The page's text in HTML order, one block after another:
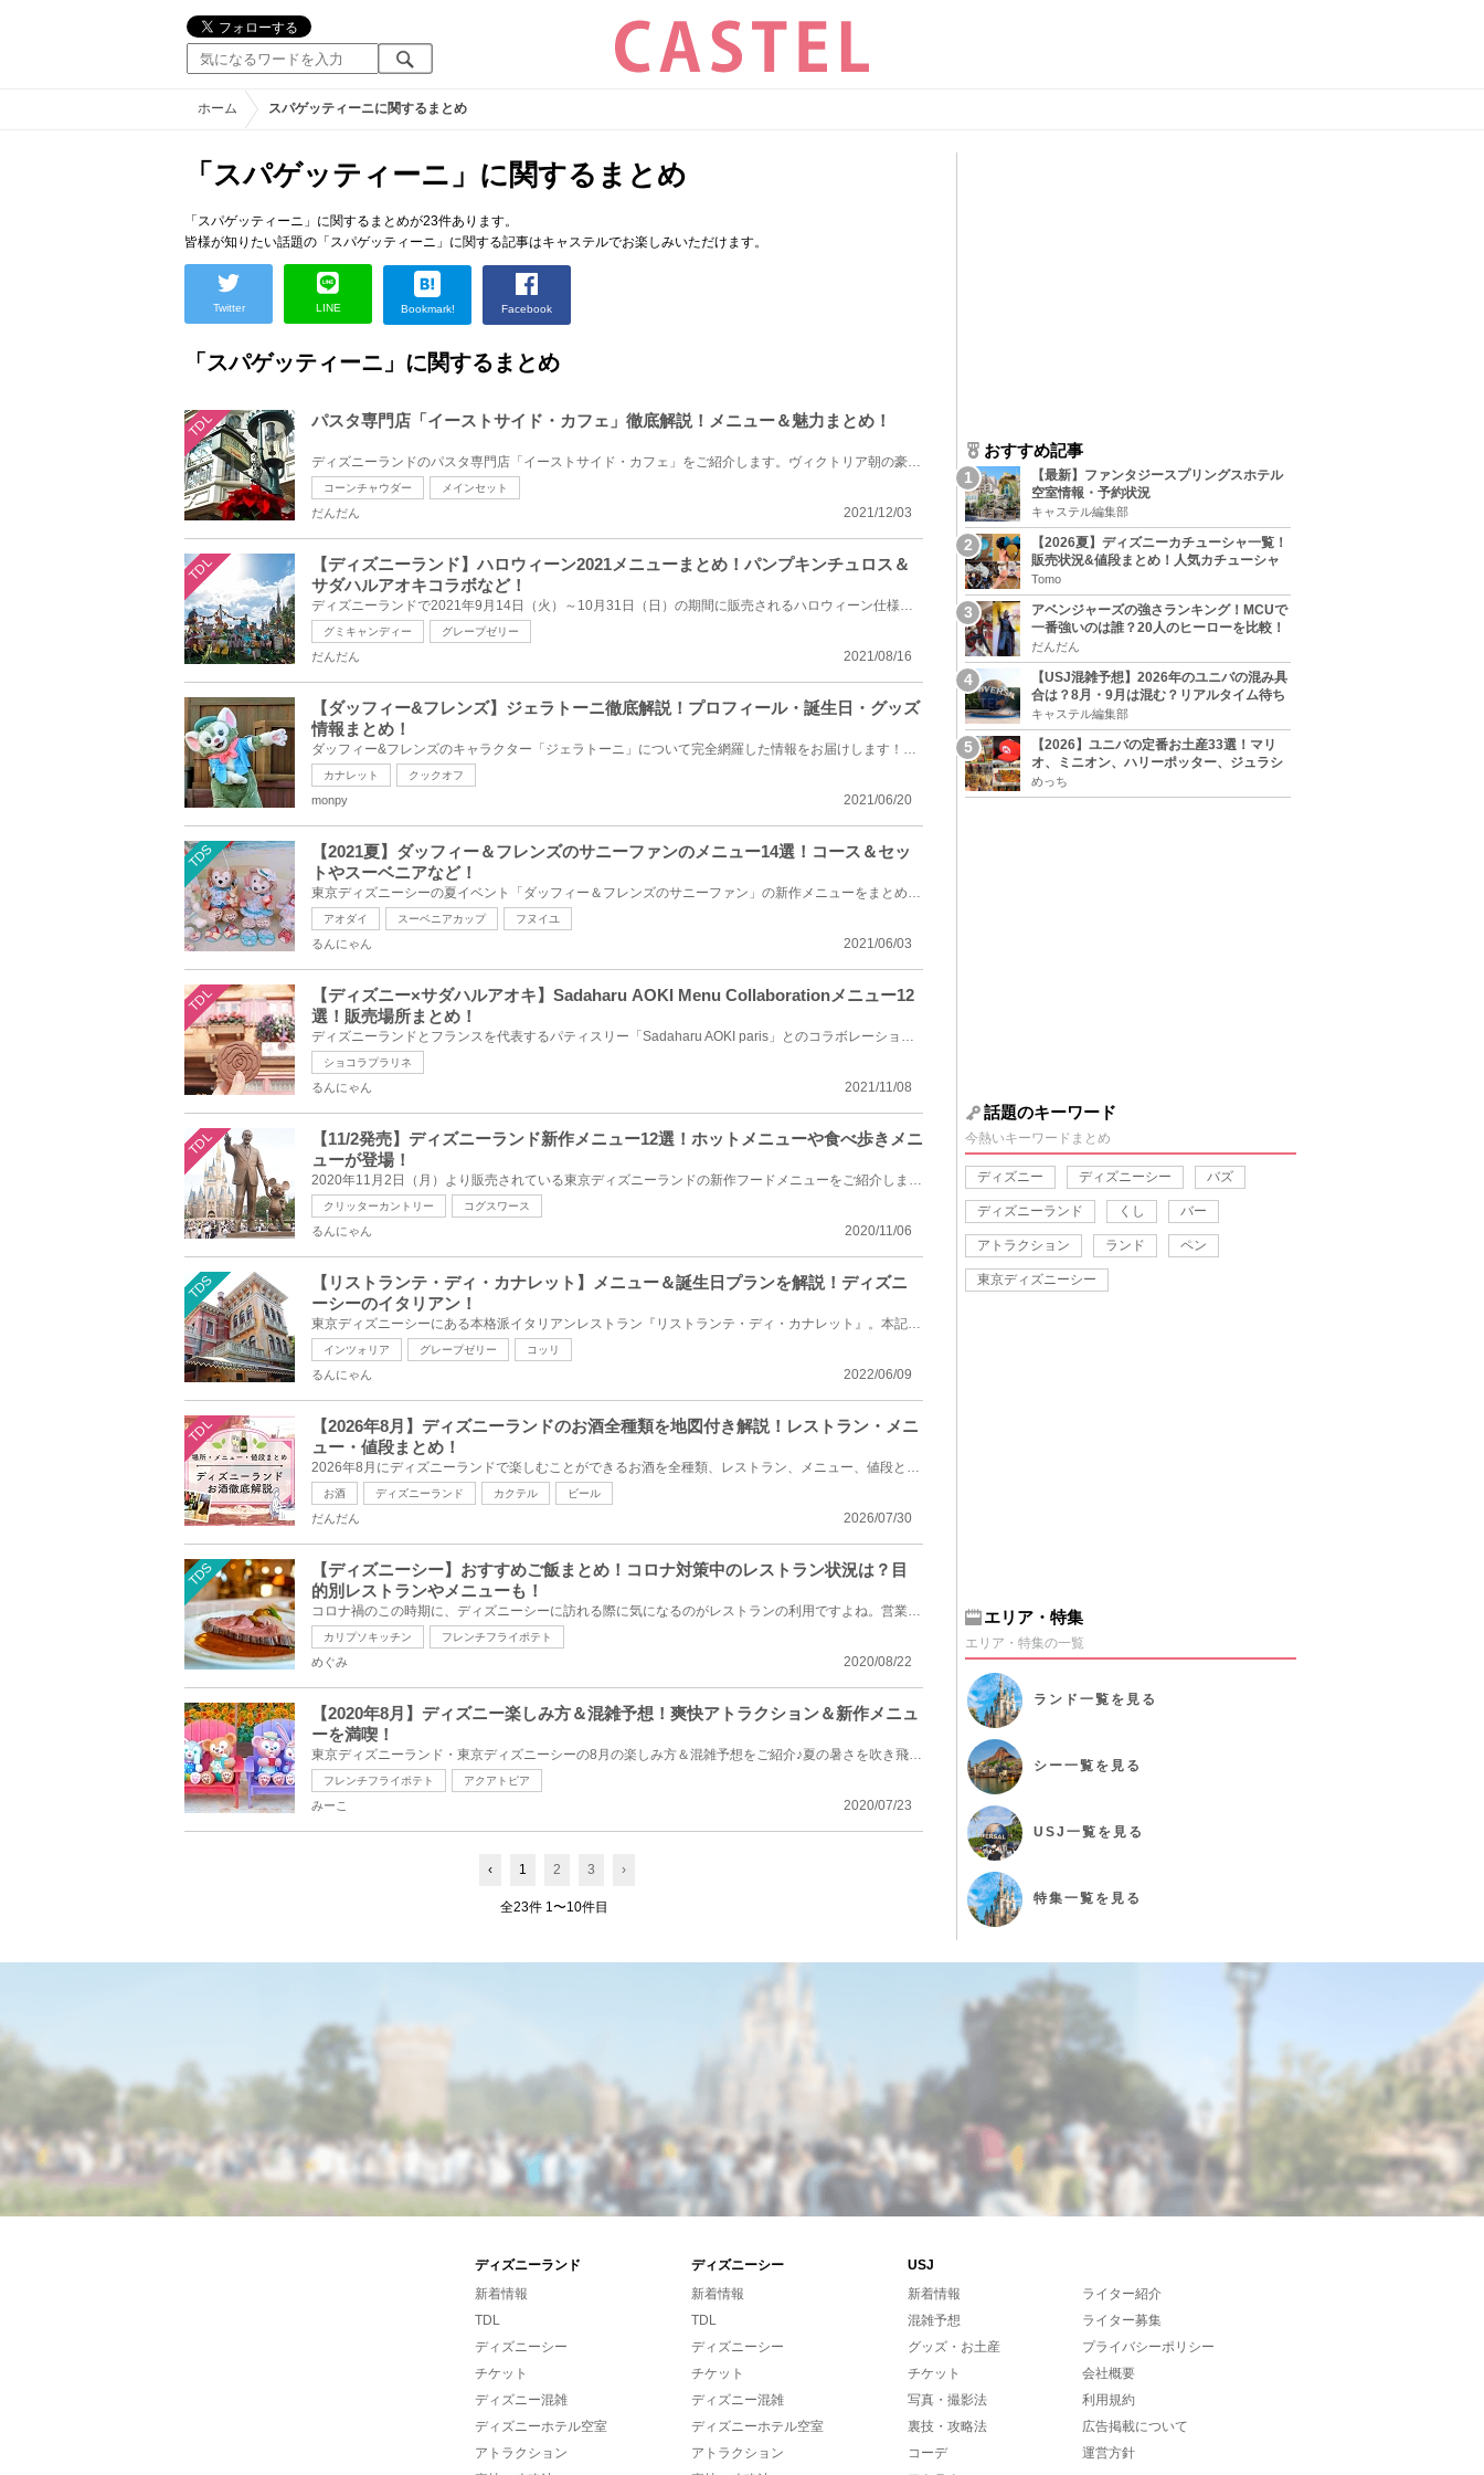
ホーム スパゲッティーニに関するまとめ
「スパゲッティーニ」に関するまとめ
「スパゲッティーニ」に関するまとめが23件あります。
皆様が知りたい話題の「スパゲッティーニ」に関する記事はキャステルでお楽しみいただけます。
Twitter LINE Bookmark! Facebook
「スパゲッティーニ」に関するまとめ
TDL パスタ専門店「イーストサイド・カフェ」徹底解説！メニュー＆魅力まとめ！
ディズニーランドのパスタ専門店「イーストサイド・カフェ」をご紹介します。ヴィクトリア朝の豪華な店...
コーンチャウダー メインセット
2021/12/03
だんだん
TDL
【ディズニーランド】ハロウィーン2021メニューまとめ！パンプキンチュロス＆
サダハルアオキコラボなど！
ディズニーランドで2021年9月14日（火）～10月31日（日）の期間に販売されるハロウィーン仕様の特別メニ...
グミキャンディー グレープゼリー
2021/08/16
だんだん
【ダッフィー&フレンズ】ジェラトーニ徹底解説！プロフィール・誕生日・グッズ
情報まとめ！
ダッフィー&フレンズのキャラクター「ジェラトーニ」について完全網羅した情報をお届けします！ダッフィ...
カナレット クックオフ
2021/06/20
monpy
TDS
【2021夏】ダッフィー＆フレンズのサニーファンのメニュー14選！コース＆セッ
トやスーベニアなど！
東京ディズニーシーの夏イベント「ダッフィー＆フレンズのサニーファン」の新作メニューをまとめてご紹...
アオダイ スーベニアカップ フヌイユ
2021/06/03
るんにゃん
TDL
【ディズニー×サダハルアオキ】Sadaharu AOKI Menu Collaborationメニュー12
選！販売場所まとめ！
ディズニーランドとフランスを代表するパティスリー「Sadaharu AOKI paris」とのコラボレーションメニュ...
ショコラプラリネ
2021/11/08
るんにゃん
TDL
【11/2発売】ディズニーランド新作メニュー12選！ホットメニューや食べ歩きメニ
ューが登場！
2020年11月2日（月）より販売されている東京ディズニーランドの新作フードメニューをご紹介します。これ...
クリッターカントリー コグスワース
2020/11/06
るんにゃん
TDS
【リストランテ・ディ・カナレット】メニュー＆誕生日プランを解説！ディズニ
ーシーのイタリアン！
東京ディズニーシーにある本格派イタリアンレストラン『リストランテ・ディ・カナレット』。本記事では...
インツォリア グレープゼリー コッリ
2022/06/09
るんにゃん
TDL
【2026年8月】ディズニーランドのお酒全種類を地図付き解説！レストラン・メニ
ュー・値段まとめ！
2026年8月にディズニーランドで楽しむことができるお酒を全種類、レストラン、メニュー、値段とともに地...
お酒 ディズニーランド カクテル ビール
2026/07/30
だんだん
TDS
【ディズニーシー】おすすめご飯まとめ！コロナ対策中のレストラン状況は？目
的別レストランやメニューも！
コロナ禍のこの時期に、ディズニーシーに訪れる際に気になるのがレストランの利用ですよね。営業中のレ...
カリプソキッチン フレンチフライポテト
2020/08/22
めぐみ
【2020年8月】ディズニー楽しみ方＆混雑予想！爽快アトラクション＆新作メニュ
ーを満喫！
東京ディズニーランド・東京ディズニーシーの8月の楽しみ方＆混雑予想をご紹介♪夏の暑さを吹き飛ばす爽...
フレンチフライポテト アクアトピア
2020/07/23
みーこ
‹ 1 2 3 ›
全23件 1〜10件目
おすすめ記事
【最新】ファンタジースプリングスホテル
空室情報・予約状況
キャステル編集部
【2026夏】ディズニーカチューシャ一覧！
販売状況&値段まとめ！人気カチューシャ
をチェック
Tomo
アベンジャーズの強さランキング！MCUで
一番強いのは誰？20人のヒーローを比較！
だんだん
【USJ混雑予想】2026年のユニバの混み具
合は？8月・9月は混む？リアルタイム待ち
時間アプリも
キャステル編集部
【2026】ユニバの定番お土産33選！マリ
オ、ミニオン、ハリーポッター、ジュラシ
ックパーク、セサミ、SINGなどのグッズ情
報
めっち
話題のキーワード
今熱いキーワードまとめ
ディズニー ディズニーシー バズ
ディズニーランド くし バー
アトラクション ランド ペン
東京ディズニーシー
エリア・特集
エリア・特集の一覧
ランド 一覧を見る
シー一覧を見る
USJ 一覧を見る
特集一覧を見る
ディズニーランド ディズニーシー
USJ
新着情報
TDL
ディズニーシー
チケット
ディズニー混雑
ディズニーホテル空室
アトラクション
新着情報
TDL
ディズニーシー
チケット
ディズニー混雑
ディズニーホテル空室
アトラクション
新着情報
混雑予想
グッズ・お土産
チケット
写真・撮影法
裏技・攻略法
コーデ
ライター紹介
ライター募集
プライバシーポリシー
会社概要
利用規約
広告掲載について
運営方針